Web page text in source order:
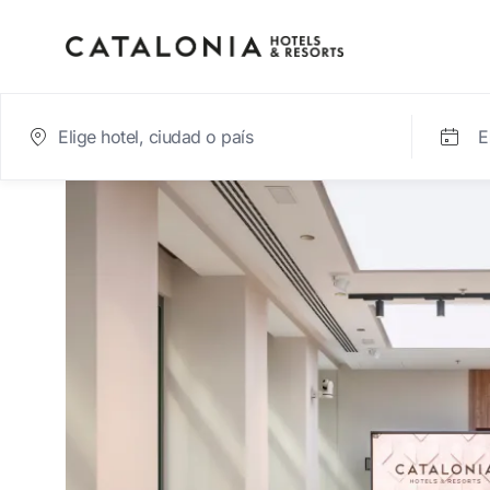
Inicia sesión en tu
¿Olvidaste tu contraseña?
o usa una de estas opciones